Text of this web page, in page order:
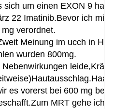
sich um einen EXON 9
22 Imatinib.Bevor ich mir
verordnet.
Meinung im ucch in
wurden 800mg.
es vorerst bei 600 mg
MRT gehe ich